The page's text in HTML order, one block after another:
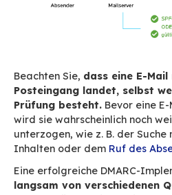
Generell sind DKIM-
sichtbar, die
auf Serverebene oder
eingehende Nachrichten.
ausgehende